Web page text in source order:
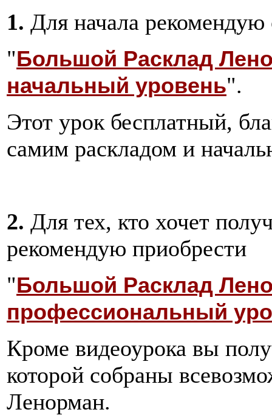
1. Для начала рекомендую
"Большой Расклад
начальный уровень".
Этот урок бесплатный,
самим раскладом и
2. Для тех, кто хочет
рекомендую приобрести
"Большой Расклад
профессиональный
Кроме видеоурока вы
которой собраны
Ленорман.